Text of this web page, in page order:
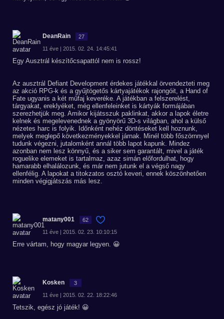
DeanRain 27
11 éve | 2015. 02. 24. 14:45:41
Egy Ausztrál készítőcsapattól nem is rossz!
Az ausztrál Defiant Development érdekes játékkal örvendezteti meg
az akció RPG-k és a gyűjtögetős kártyajátékok rajongóit, a Hand of
Fate ugyanis a két műfaj keveréke. A játékban a felszerelést,
tárgyakat, ereklyéket, még ellenfeleinket is kártyák formájában
szerezhetjük meg. Amikor kijátsszuk paklinkat, akkor a lapok életre
kelnek és megelevenednek a gyönyörű 3D-s világban, ahol a külső
nézetes harc is folyik. Időnként nehéz döntéseket kell hoznunk,
melyek meglepő következményekkel járnak. Minél több főszörnnyel
tudunk végezni, jutalomként annál több lapot kapunk. Mindez
azonban nem lesz könnyű, és a siker sem garantált, mivel a játék
roguelike elemeket is tartalmaz, azaz simán előfordulhat, hogy
hamarabb elhalálozunk, és már nem jutunk el a végső nagy
ellenfélig. A lapokat a titokzatos osztó keveri, ennek köszönhetően
minden végigjátszás más lesz.
matany001 62
11 éve | 2015. 02. 23. 10:10:15
Erre vártam, hogy magyar legyen. 😀
Kosken 3
11 éve | 2015. 02. 22. 18:22:46
Tetszik, egész jó játék! 😀